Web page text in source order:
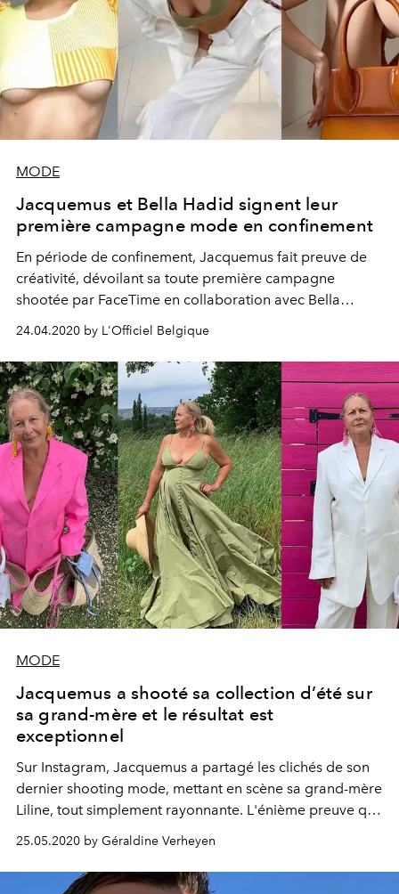
MODE
Jacquemus et Bella Hadid signent leur
première campagne mode en confinement
En période de confinement, Jacquemus fait preuve de
créativité, dévoilant sa toute première campagne
shootée par FaceTime en collaboration avec Bella
Hadid. Et le résultat est sublime.
24.04.2020 by L'Officiel Belgique
MODE
Jacquemus a shooté sa collection d’été sur
sa grand-mère et le résultat est
exceptionnel
Sur Instagram, Jacquemus a partagé les clichés de son
dernier shooting mode, mettant en scène sa grand-mère
Liline, tout simplement rayonnante. L'énième preuve que
la mode n'a pas d'âge.
25.05.2020 by Géraldine Verheyen